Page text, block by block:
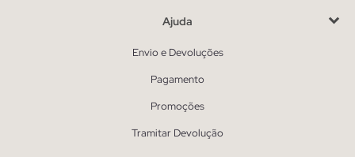
Ajuda
Envio e Devoluções
Pagamento
Promoções
Tramitar Devolução